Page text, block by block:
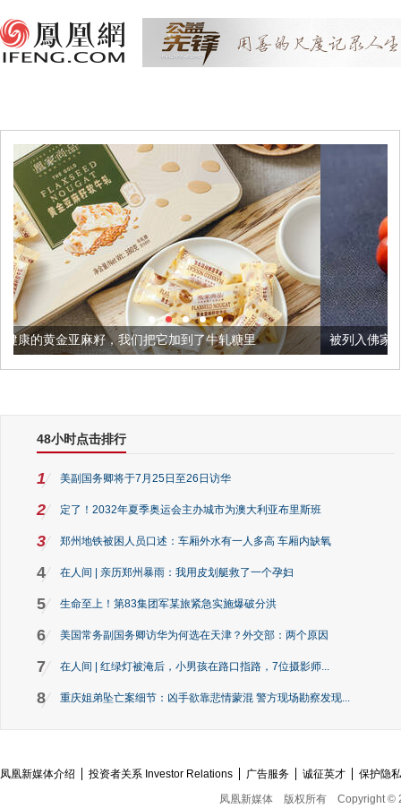
，我们把它加到了牛轧糖里 被列入佛家七宝的它到底有多
48小时点击排行
1 美副国务卿将于7月25日至26日访华
2 定了！2032年夏季奥运会主办城市为澳大利亚布里斯班
3 郑州地铁被困人员口述：车厢外水有一人多高 车厢内缺氧
4 在人间 | 亲历郑州暴雨：我用皮划艇救了一个孕妇
5 生命至上！第83集团军某旅紧急实施爆破分洪
6 美国常务副国务卿访华为何选在天津？外交部：两个原因
7 在人间 | 红绿灯被淹后，小男孩在路口指路，7位摄影师...
8 重庆姐弟坠亡案细节：凶手欲靠悲情蒙混 警方现场勘察发现...
凤凰新媒体介绍 投资者关系 Investor Relations 广告服务 诚征英才
保护隐
凤凰新媒体
版权所有 Copyright ©